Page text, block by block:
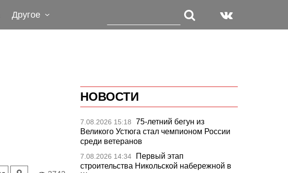
Другое
НОВОСТИ
7.08.2026 15:18
75-летний бегун из
Великого Устюга стал чемпионом России
среди ветеранов
7.08.2026 14:34
Первый этап
строительства Никольской набережной в